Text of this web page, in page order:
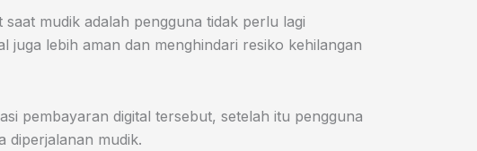
mudik adalah pengguna tidak perlu lagi
juga lebih aman dan menghindari resiko kehilangan
pembayaran digital tersebut, setelah itu pengguna
diperjalanan mudik.